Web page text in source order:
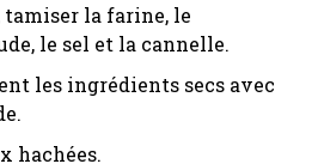
tamiser la farine, le
le sel et la cannelle.
les ingrédients secs avec
hachées.